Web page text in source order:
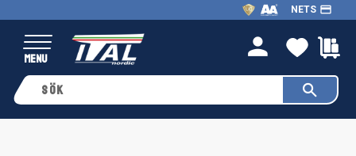
Meny
NETS payment
person